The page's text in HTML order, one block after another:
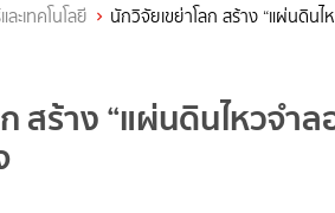
ะเทคโนโลยี นักวิจัยเขย่าโลก สร้าง “แผ่นดินไ
สร้าง “แผ่นดินไหวจำ